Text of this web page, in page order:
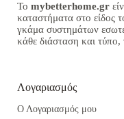
Το mybetterhome.gr
καταστήματα στο είδος
γκάμα συστημάτων
κάθε διάσταση και
Λογαριασμός
Ο Λογαριασμός μου